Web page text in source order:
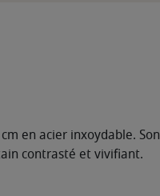
en acier inxoydable. Son
contrasté et vivifiant.